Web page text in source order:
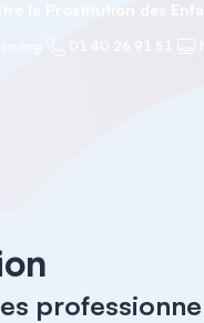
la Prostitution des